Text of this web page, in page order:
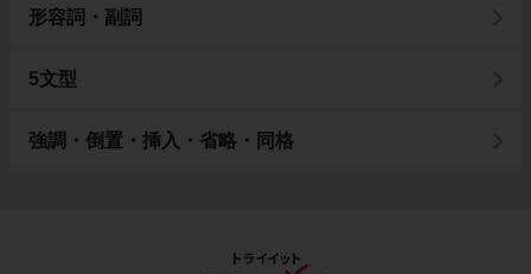
形容詞・副詞
5文型
強調・倒置・挿入・省略・同格